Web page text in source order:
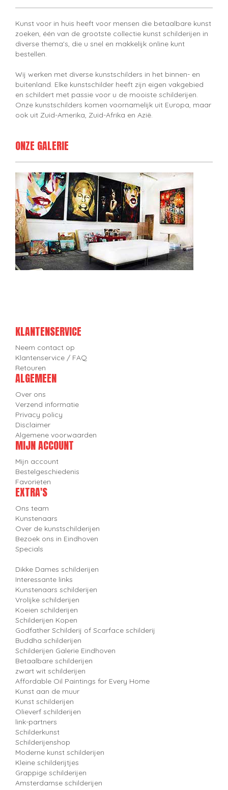
Kunst voor in huis heeft voor mensen die betaalbare kunst
zoeken, één van de grootste collectie kunst schilderijen in
diverse thema's, die u snel en makkelijk online kunt
bestellen.
Wij werken met diverse kunstschilders in het binnen- en
buitenland. Elke kunstschilder heeft zijn eigen vakgebied
en schildert met passie voor u de mooiste schilderijen.
Onze kunstschilders komen voornamelijk uit Europa, maar
ook uit Zuid-Amerika, Zuid-Afrika en Azië.
ONZE GALERIE
KLANTENSERVICE
Neem contact op
Klantenservice / FAQ
Retouren
ALGEMEEN
Over ons
Verzend informatie
Privacy policy
Disclaimer
Algemene voorwaarden
MIJN ACCOUNT
Mijn account
Bestelgeschiedenis
Favorieten
EXTRA'S
Ons team
Kunstenaars
Over de kunstschilderijen
Bezoek ons in Eindhoven
Specials
Dikke Dames schilderijen
Interessante links
Kunstenaars schilderijen
Vrolijke schilderijen
Koeien schilderijen
Schilderijen Kopen
Godfather Schilderij of Scarface schilderij
Buddha schilderijen
Schilderijen Galerie Eindhoven
Betaalbare schilderijen
zwart wit schilderijen
Affordable Oil Paintings for Every Home
Kunst aan de muur
Kunst schilderijen
Olieverf schilderijen
link-partners
Schilderkunst
Schilderijenshop
Moderne kunst schilderijen
Kleine schilderijtjes
Grappige schilderijen
Amsterdamse schilderijen